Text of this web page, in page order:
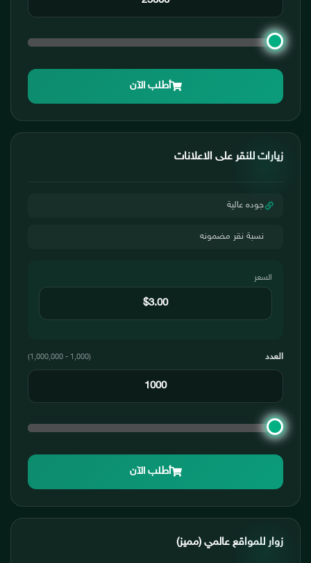
أطلب الآن
زيارات للنقر على الاعلانات
جوده عالية
نسبة نقر مضمونه
السعر
العدد (1,000 - 1,000,000)
أطلب الآن
زوار للمواقع عالمي (مميز)